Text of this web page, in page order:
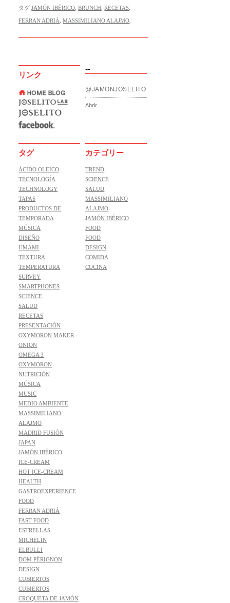
タグJAMÓN IBÉRICO ,BRUNCH ,RECETAS
FERRAN ADRIÀ ,MASSIMILIANO ALAJMO
--
リンク
@JAMONJOSELITO
Abrir
タグ
ÁCIDO OLEICO
TECNOLOGÍA
TECHNOLOGY
TAPAS
PRODUCTOS DE
TEMPORADA
MÚSICA
DISEÑO
UMAMI
TEXTURA
TEMPERATURA
SURVEY
SMARTPHONES
SCIENCE
SALUD
RECETAS
PRESENTACIÓN
OXYMORON MAKER
ONION
OMEGA 3
OXYMORON
NUTRICIÓN
MÚSICA
MUSIC
MEDIO AMBIENTE
MASSIMILIANO
ALAJMO
MADRID FUSIÓN
JAPAN
JAMÓN IBÉRICO
ICE-CREAM
HOT ICE-CREAM
HEALTH
GASTROEXPERIENCE
FOOD
FERRAN ADRIÀ
FAST FOOD
ESTRELLAS
MICHELIN
ELBULLI
DOM PÉRIGNON
DESIGN
CUBIERTOS
CUBIERTOS
CROQUETA DE JAMÓN
カテゴリー
TREND
SCIENCE
SALUD
MASSIMILIANO
ALAJMO
JAMÓN IBÉRICO
FOOD
FOOD
DESIGN
COMIDA
COCINA